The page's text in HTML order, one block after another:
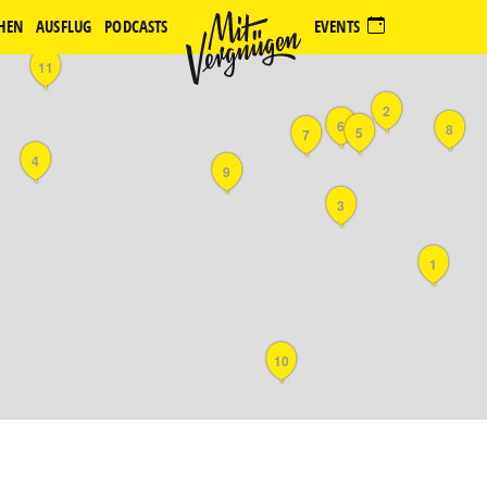
AUSFLUG PODCASTS EVENTS
7
1
3
2
5
9
8
6
11
4
10